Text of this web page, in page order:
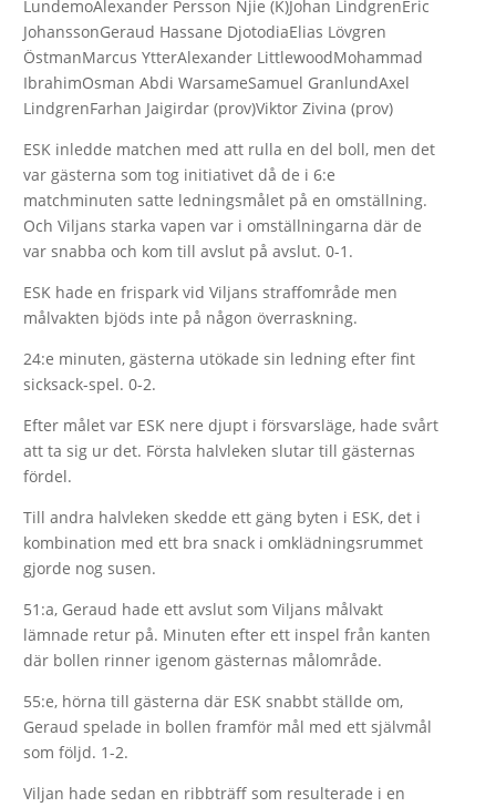
LundemoAlexander Persson Njie (K)Johan LindgrenEric
JohanssonGeraud Hassane DjotodiaElias Lövgren
ÖstmanMarcus YtterAlexander LittlewoodMohammad
IbrahimOsman Abdi WarsameSamuel GranlundAxel
LindgrenFarhan Jaigirdar (prov)Viktor Zivina (prov)
ESK inledde matchen med att rulla en del boll, men det
var gästerna som tog initiativet då de i 6:e
matchminuten satte ledningsmålet på en omställning.
Och Viljans starka vapen var i omställningarna där de
var snabba och kom till avslut på avslut. 0-1.
ESK hade en frispark vid Viljans straffområde men
målvakten bjöds inte på någon överraskning.
24:e minuten, gästerna utökade sin ledning efter fint
sicksack-spel. 0-2.
Efter målet var ESK nere djupt i försvarsläge, hade svårt
att ta sig ur det. Första halvleken slutar till gästernas
fördel.
Till andra halvleken skedde ett gäng byten i ESK, det i
kombination med ett bra snack i omklädningsrummet
gjorde nog susen.
51:a, Geraud hade ett avslut som Viljans målvakt
lämnade retur på. Minuten efter ett inspel från kanten
där bollen rinner igenom gästernas målområde.
55:e, hörna till gästerna där ESK snabbt ställde om,
Geraud spelade in bollen framför mål med ett självmål
som följd. 1-2.
Viljan hade sedan en ribbträff som resulterade i en